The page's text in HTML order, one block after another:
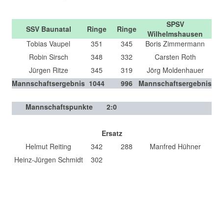
SSV Baunatal Ringe Ringe
SPSV
Wilhelmshausen
Tobias Vaupel
351 345
Boris Zimmermann
Robin Sirsch
348 332
Carsten Roth
Jürgen Ritze
345 319
Jörg Moldenhauer
Mannschaftsergebnis 1044 996 Mannschaftsergebnis
Mannschaftspunkte 2:0
Ersatz
Helmut Reiting
342 288
Manfred Hühner
Heinz-Jürgen Schmidt
302